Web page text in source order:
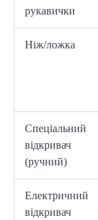
рукавички
Ніж/ложка
Спеціальний
відкривач
(ручний)
Електричний
відкривач